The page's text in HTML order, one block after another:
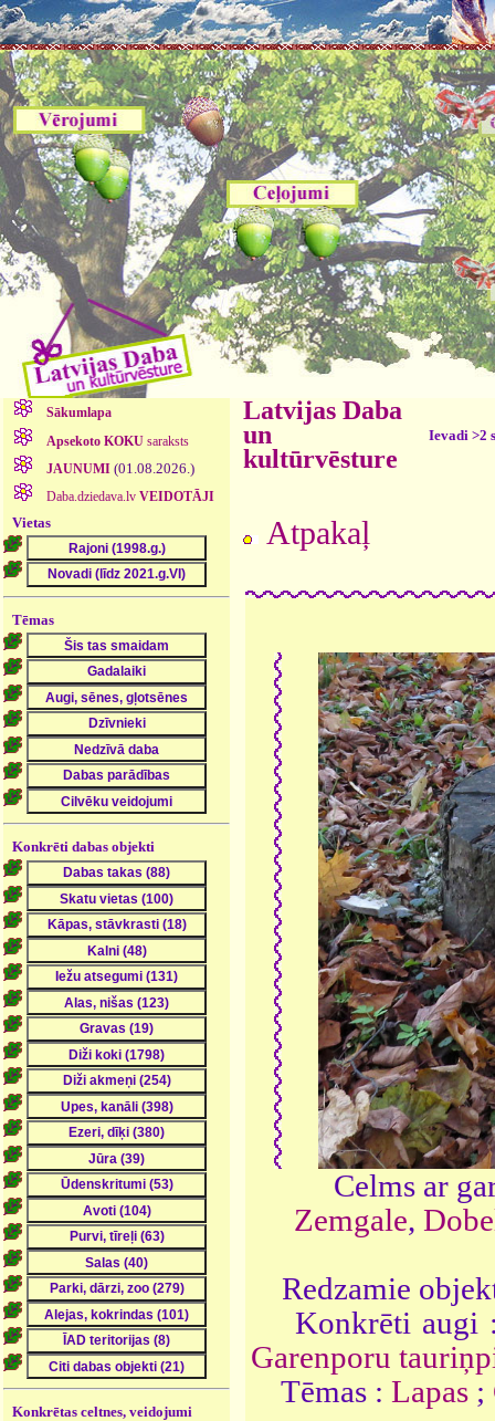
Sākumlapa
Apsekoto KOKUsaraksts
JAUNUMI (01.08.2026.)
Daba.dziedava.lv VEIDOTĀJI
Vietas
Tēmas
Konkrēti dabas objekti
Konkrētas celtnes, veidojumi
Latvijas Daba
un
kultūrvēsture
Ievadi >2
Atpakaļ
Celms ar
Zemgale,
Redzamie
Konkrēti augi
Garenporu
Tēmas : Lapas ;